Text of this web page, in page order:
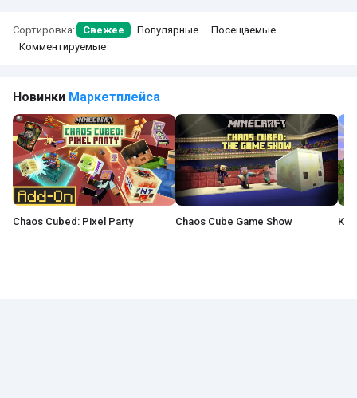
Сортировка: Свежее Популярные
Посещаемые
Комментируемые
Новинки Маркетплейса
Chaos Cubed: Pixel Party Chaos Cube Game Show